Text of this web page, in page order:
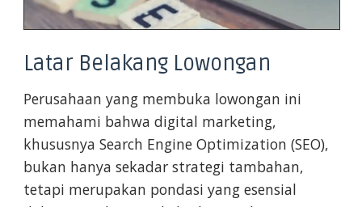
Latar Belakang Lowongan
Perusahaan yang membuka lowongan ini
memahami bahwa digital marketing,
khususnya Search Engine Optimization (SEO),
bukan hanya sekadar strategi tambahan,
tetapi merupakan pondasi yang esensial